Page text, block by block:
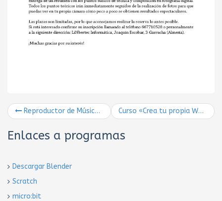
Reproductor de Música Clementine y su control remoto Curso «Crea tu propia Web» – 25 y 28 Mayo 2016
Enlaces a programas
Descargar Blender
Scratch
micro:bit